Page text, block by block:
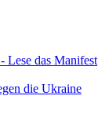
Lese das Manifest
die Ukraine